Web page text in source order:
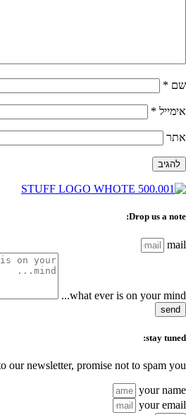
שם *
אימייל *
אתר
Drop us a note:
mail
what ever is on your mind...
send
stay tuned:
our newsletter, promise not to spam you :)
your name
your email